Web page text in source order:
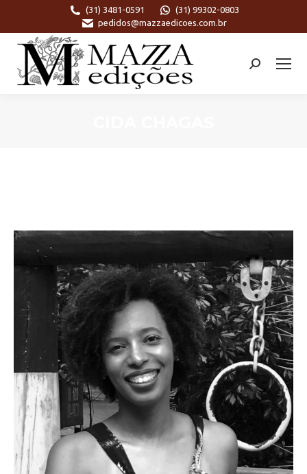
(31) 3481-0591
(31) 99302-0803
pedidos@mazzaedicoes.com.br
Search: